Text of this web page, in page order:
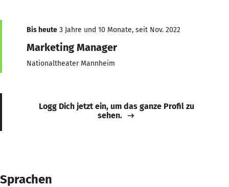
Bis heute 3 Jahre und 10 Monate, seit Nov. 2022
Marketing Manager
Nationaltheater Mannheim
Logg Dich jetzt ein, um das ganze Profil zu
sehen.
Sprachen